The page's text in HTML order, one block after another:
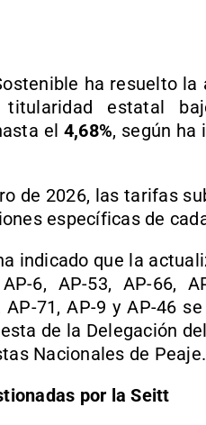
ha resuelto la
estatal
el 4,68%, según ha
de 2026, las tarifas
específicas de
indicado que la
6, AP-53, AP-66,
71, AP-9 y AP-46
de la Delegación
Nacionales de Peaje.
por la Seitt